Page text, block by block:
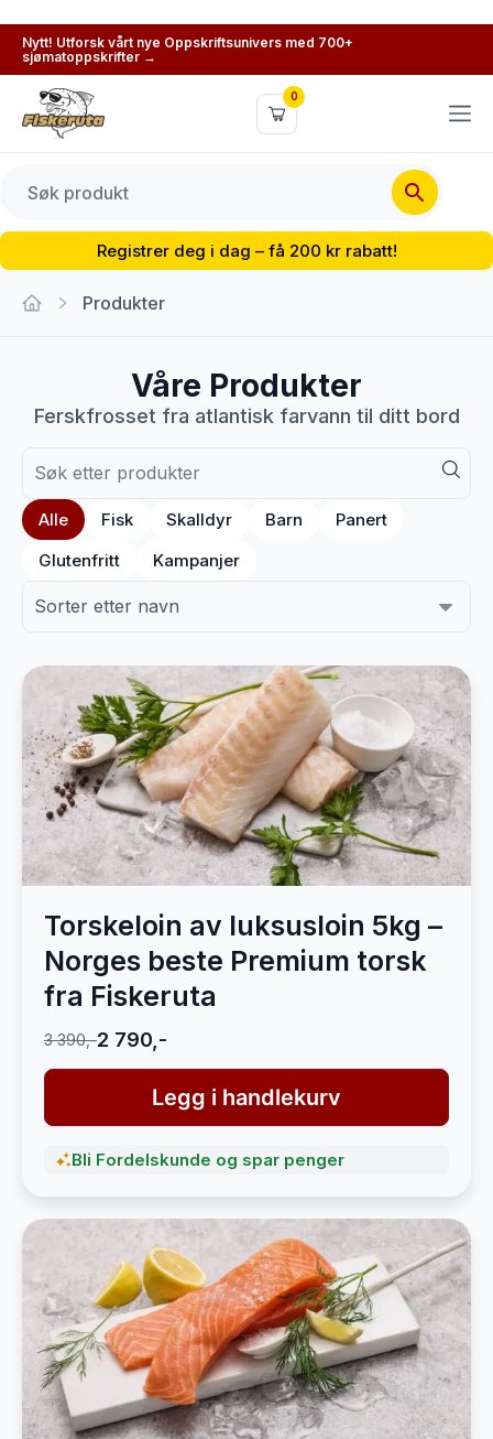
Nytt! Utforsk vårt nye Oppskriftsunivers med 700+
sjømatoppskrifter →
0
Registrer deg i dag – få 200 kr rabatt!
Produkter
Våre Produkter
Ferskfrosset fra atlantisk farvann til ditt bord
Alle Fisk Skalldyr Barn
Panert
Glutenfritt
Kampanjer
Torskeloin av luksusloin 5kg –
Norges beste Premium torsk
fra Fiskeruta
3 390,-2 790,-
Legg i handlekurv
Bli Fordelskunde og spar penger